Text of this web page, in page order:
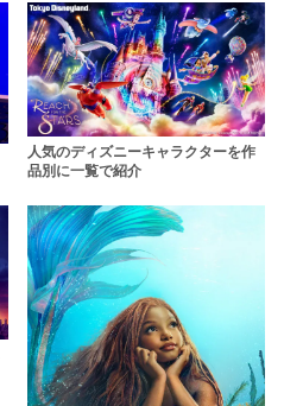
人気のディズニーキャラクターを作
品別に一覧で紹介